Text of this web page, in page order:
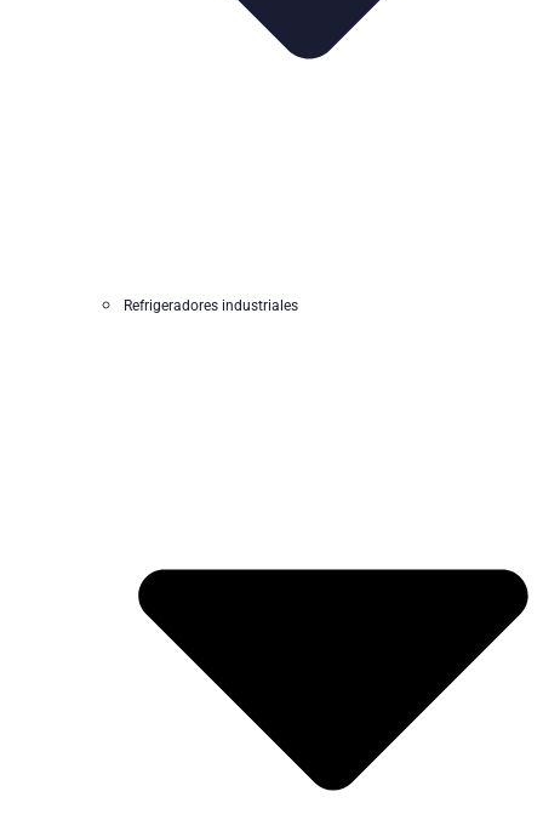
Refrigeradores industriales